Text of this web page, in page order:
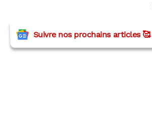
Suivre nos prochains articles 🥰